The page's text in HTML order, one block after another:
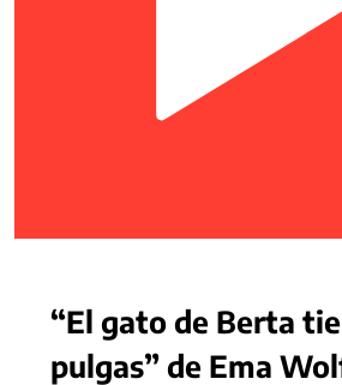
“El gato de Berta
pulgas” de Ema